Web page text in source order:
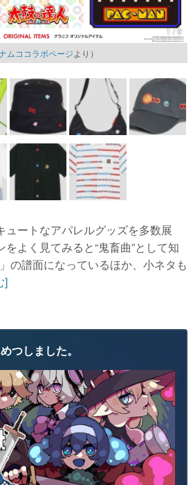
変えた日本語
「裏技」「ラスボス」… ゲームにまつわる言葉
の変遷を、コンピューター文化史研究家・タ
徹底調査。
は？
1 / 9
ムココラボページより）
ュートなアパレルグッズを多数展
よく見てみると“鬼畜曲”として知
の譜面になっているほか、小ネタも
]
つしました。